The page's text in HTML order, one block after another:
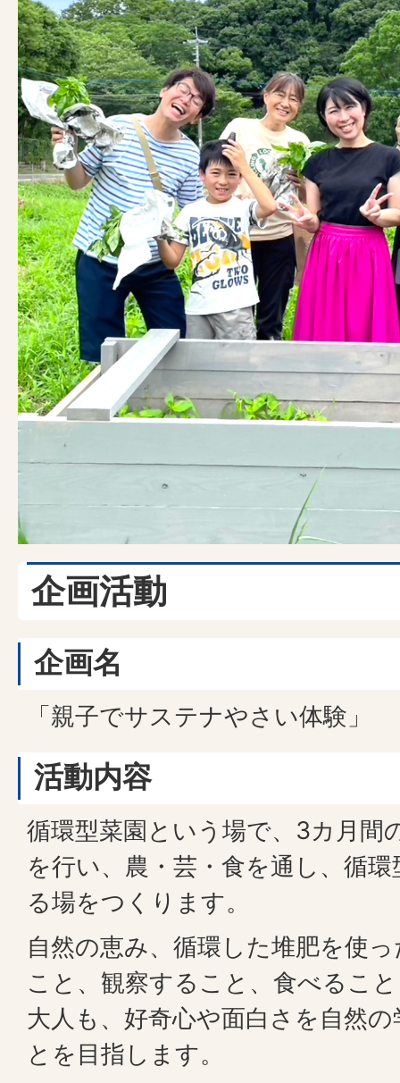
企画活動
企画名
「親子でサステナやさい体験」
活動内容
循環型菜園という場で、3カ月間
を行い、農・芸・食を通し、循
る場をつくります。
自然の恵み、循環した堆肥を使
こと、観察すること、食べるこ
大人も、好奇心や面白さを自然
とを目指します。